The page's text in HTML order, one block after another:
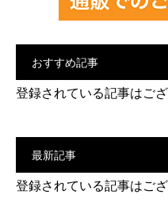
おすすめ記事
登録されている記事はござ
最新記事
登録されている記事はござ